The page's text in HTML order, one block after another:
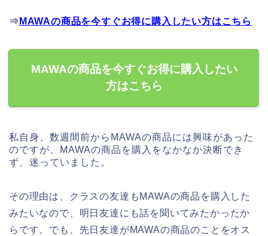
⇒ MAWAの商品を今すぐお得に購入したい方はこちら
MAWAの商品を今すぐお得に購入したい
方はこちら
私自身、数週間前からMAWAの商品には興味があった
のですが、MAWAの商品を購入をなかなか決断でき
ず、迷っていました。
その理由は、クラスの友達もMAWAの商品を購入した
みたいなので、明日友達にも話を聞いてみたかったか
らです。でも、先日友達がMAWAの商品のことをオス